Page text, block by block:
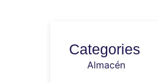
Categories
Almacén